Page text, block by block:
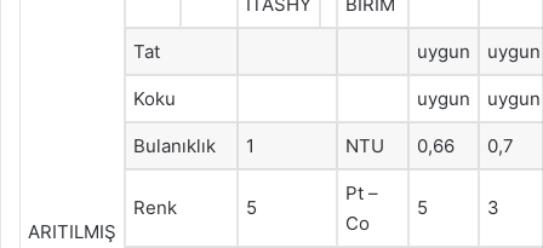
ARITILMIŞ
Tat uygun uygun
Koku uygun uygun
Bulanıklık 1 NTU 0,66 0,7
Renk 5
Pt –
Co
5 3